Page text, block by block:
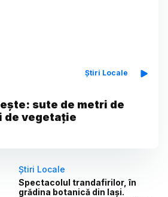
Știri Locale
sute de metri de
de vegetație
Știri Locale
Spectacolul trandafirilor, în
grădina botanică din Iași.